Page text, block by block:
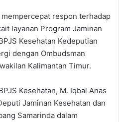
respon terhadap
layanan Program Jaminan
Kesehatan Kedeputian
dengan Ombudsman
Kalimantan Timur.
Kesehatan, M. Iqbal Anas
Jaminan Kesehatan dan
Samarinda dalam